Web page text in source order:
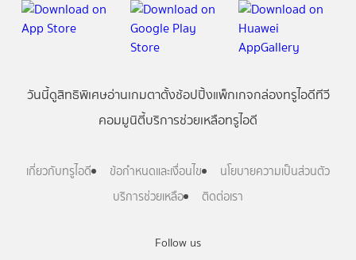
Follow us
วันนี้ดูสิทธิพิเศษอ่านเกมตาตั้งช้อปปิ้งแพ็กเกจกล่องทรูไอดีทีวี
คอมมูนิตี้บริการช่วยเหลือทรูไอดี
เกี่ยวกับทรูไอดี ข้อกำหนดและเงื่อนไข
นโยบายความเป็นส่วนตัว
บริการช่วยเหลือ
ติดต่อเรา